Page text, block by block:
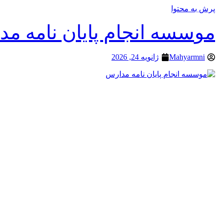
پرش به محتوا
موسسه انجام پایان نامه
Mahyarmni ژانویه 24, 2026